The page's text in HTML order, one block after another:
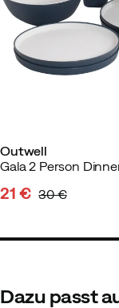
Outwell
Gala 2 Person
21 € 30 €
Dazu passt